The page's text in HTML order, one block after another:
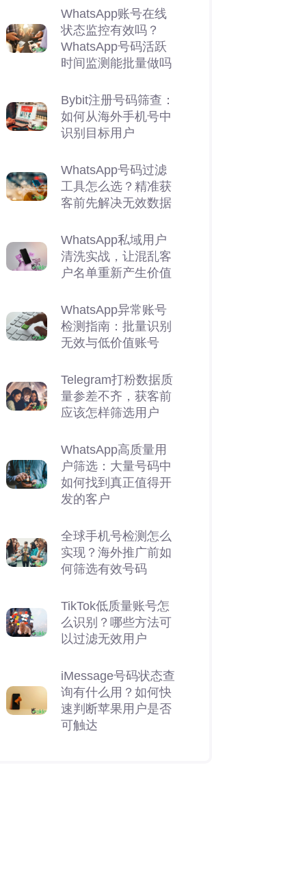
WhatsApp账号在线
状态监控有效吗？
WhatsApp号码活跃
时间监测能批量做吗
Bybit注册号码筛查：
如何从海外手机号中
识别目标用户
WhatsApp号码过滤
工具怎么选？精准获
客前先解决无效数据
WhatsApp私域用户
清洗实战，让混乱客
户名单重新产生价值
WhatsApp异常账号
检测指南：批量识别
无效与低价值账号
Telegram打粉数据质
量参差不齐，获客前
应该怎样筛选用户
WhatsApp高质量用
户筛选：大量号码中
如何找到真正值得开
发的客户
全球手机号检测怎么
实现？海外推广前如
何筛选有效号码
TikTok低质量账号怎
么识别？哪些方法可
以过滤无效用户
iMessage号码状态查
询有什么用？如何快
速判断苹果用户是否
可触达